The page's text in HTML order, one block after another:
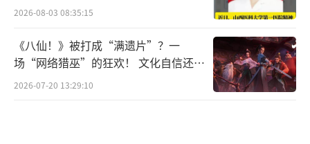
2026-08-03 08:35:15
《八仙！》被打成“满遗片”？一
场“网络猎巫”的狂欢！ 文化自信还是
焦虑？
2026-07-20 13:29:10